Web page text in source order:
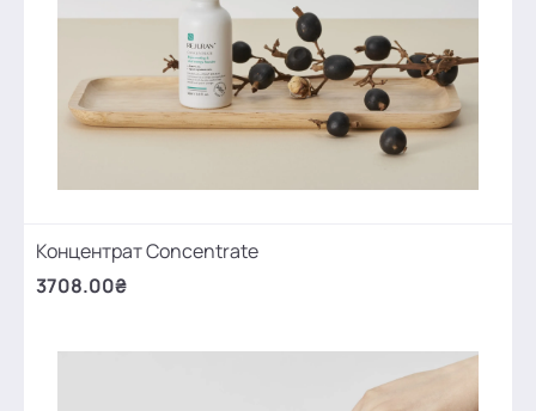
Концентрат Concentrate
3708.00₴